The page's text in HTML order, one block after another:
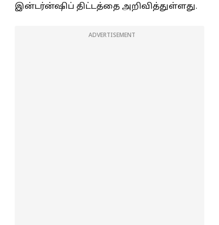
இன்டர்ன்ஷிப் திட்டத்தை அறிவித்துள்ளது.
ADVERTISEMENT